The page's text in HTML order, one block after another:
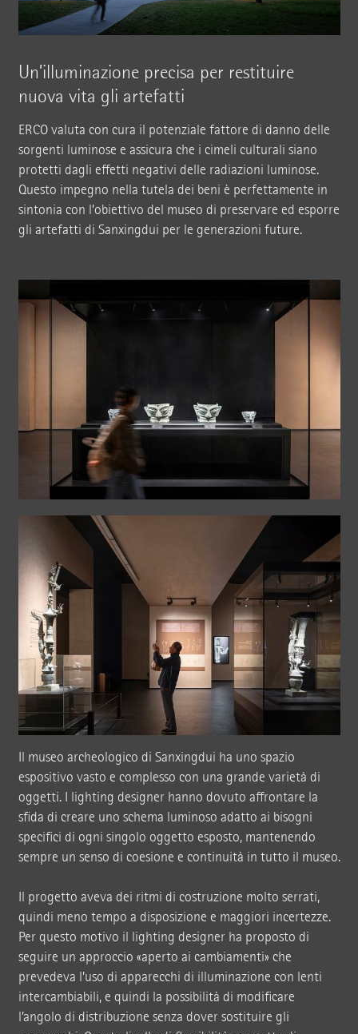
Un’illuminazione precisa per restituire
nuova vita gli artefatti
ERCO valuta con cura il potenziale fattore di danno delle
sorgenti luminose e assicura che i cimeli culturali siano
protetti dagli effetti negativi delle radiazioni luminose.
Questo impegno nella tutela dei beni è perfettamente in
sintonia con l’obiettivo del museo di preservare ed esporre
gli artefatti di Sanxingdui per le generazioni future.
Il museo archeologico di Sanxingdui ha uno spazio
espositivo vasto e complesso con una grande varietà di
oggetti. I lighting designer hanno dovuto affrontare la
sfida di creare uno schema luminoso adatto ai bisogni
specifici di ogni singolo oggetto esposto, mantenendo
sempre un senso di coesione e continuità in tutto il museo.
Il progetto aveva dei ritmi di costruzione molto serrati,
quindi meno tempo a disposizione e maggiori incertezze.
Per questo motivo il lighting designer ha proposto di
seguire un approccio «aperto ai cambiamenti» che
prevedeva l’uso di apparecchi di illuminazione con lenti
intercambiabili, e quindi la possibilità di modificare
l’angolo di distribuzione senza dover sostituire gli